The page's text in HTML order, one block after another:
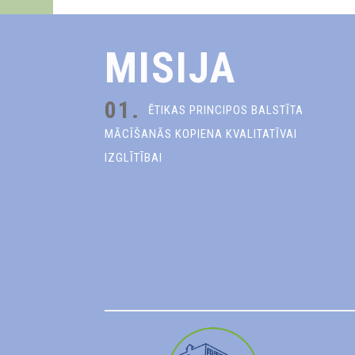
MISIJA
01.
ĒTIKAS PRINCIPOS BALSTĪTA
MĀCĪŠANĀS KOPIENA KVALITATĪVAI
IZGLĪTĪBAI